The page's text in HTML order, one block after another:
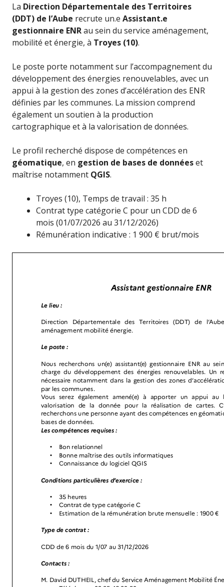
La Direction Départementale des Territoires
(DDT) de l’Aube recrute un.e Assistant.e
gestionnaire ENRau sein du service aménagement,
mobilité et énergie, à Troyes (10).
Le poste porte notamment sur l’accompagnement du
développement des énergies renouvelables, avec un
appui à la gestion des zones d’accélération des ENR
définies par les communes. La mission comprend
également un soutien à la production
cartographique et à la valorisation de données.
Le profil recherché dispose de compétences en
géomatique, en gestion de bases de donnéeset
maîtrise notamment QGIS.
Troyes (10), Temps de travail : 35 h
Contrat type catégorie C pour un CDD de 6
mois (01/07/2026 au 31/12/2026)
Rémunération indicative : 1 900 € brut/mois